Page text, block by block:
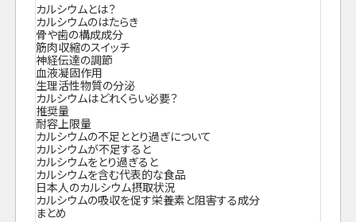
カルシウムとは？
カルシウムのはたらき
骨や歯の構成成分
筋肉収縮のスイッチ
神経伝達の調節
血液凝固作用
生理活性物質の分泌
カルシウムはどれくらい必要？
推奨量
耐容上限量
カルシウムの不足ととり過ぎについて
カルシウムが不足すると
カルシウムをとり過ぎると
カルシウムを含む代表的な食品
日本人のカルシウム摂取状況
カルシウムの吸収を促す栄養素と阻害する成分
まとめ